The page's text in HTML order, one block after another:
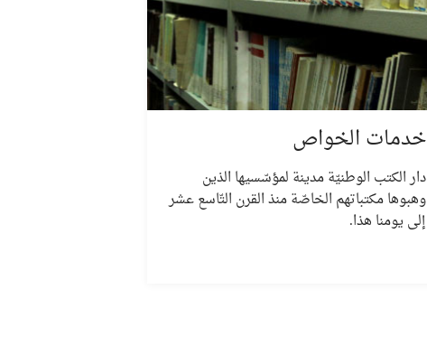
خدمات الخواص
دار الكتب الوطنيّة مدينة لمؤسّسيها الذين
وهبوها مكتباتهم الخاصّة منذ القرن التّاسع عشر
إلى يومنا هذا.